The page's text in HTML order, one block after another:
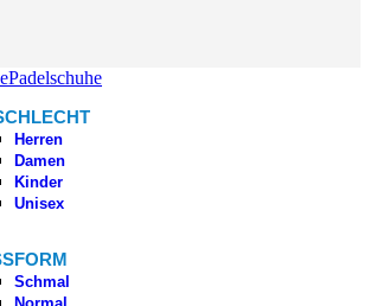
Padelschuhe
Herren
Damen
Kinder
Unisex
Schmal